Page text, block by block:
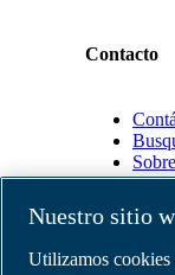
Contacto
Socios
Nuestro sitio
Utilizamos cookies